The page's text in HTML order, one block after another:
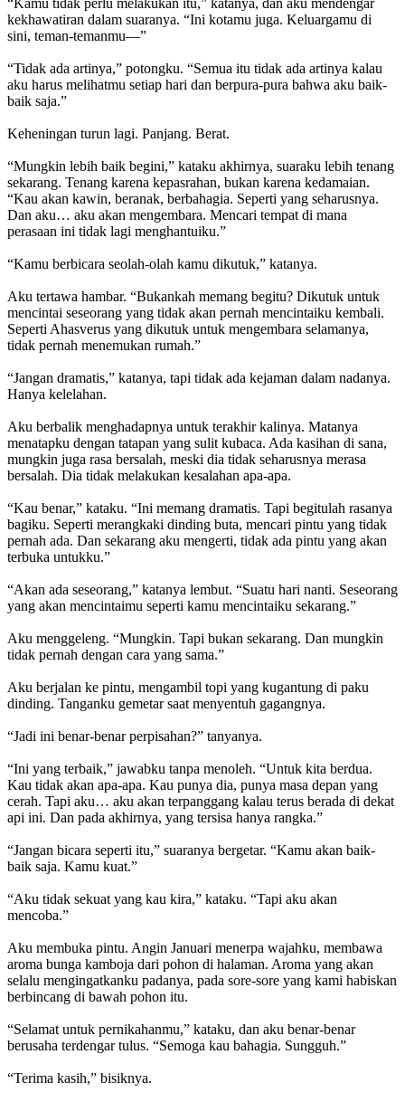
“Kamu tidak perlu melakukan itu,” katanya, dan aku mendengar
kekhawatiran dalam suaranya. “Ini kotamu juga. Keluargamu di
sini, teman-temanmu—”
“Tidak ada artinya,” potongku. “Semua itu tidak ada artinya kalau
aku harus melihatmu setiap hari dan berpura-pura bahwa aku baik-
baik saja.”
Keheningan turun lagi. Panjang. Berat.
“Mungkin lebih baik begini,” kataku akhirnya, suaraku lebih tenang
sekarang. Tenang karena kepasrahan, bukan karena kedamaian.
“Kau akan kawin, beranak, berbahagia. Seperti yang seharusnya.
Dan aku… aku akan mengembara. Mencari tempat di mana
perasaan ini tidak lagi menghantuiku.”
“Kamu berbicara seolah-olah kamu dikutuk,” katanya.
Aku tertawa hambar. “Bukankah memang begitu? Dikutuk untuk
mencintai seseorang yang tidak akan pernah mencintaiku kembali.
Seperti Ahasverus yang dikutuk untuk mengembara selamanya,
tidak pernah menemukan rumah.”
“Jangan dramatis,” katanya, tapi tidak ada kejaman dalam nadanya.
Hanya kelelahan.
Aku berbalik menghadapnya untuk terakhir kalinya. Matanya
menatapku dengan tatapan yang sulit kubaca. Ada kasihan di sana,
mungkin juga rasa bersalah, meski dia tidak seharusnya merasa
bersalah. Dia tidak melakukan kesalahan apa-apa.
“Kau benar,” kataku. “Ini memang dramatis. Tapi begitulah rasanya
bagiku. Seperti merangkaki dinding buta, mencari pintu yang tidak
pernah ada. Dan sekarang aku mengerti, tidak ada pintu yang akan
terbuka untukku.”
“Akan ada seseorang,” katanya lembut. “Suatu hari nanti. Seseorang
yang akan mencintaimu seperti kamu mencintaiku sekarang.”
Aku menggeleng. “Mungkin. Tapi bukan sekarang. Dan mungkin
tidak pernah dengan cara yang sama.”
Aku berjalan ke pintu, mengambil topi yang kugantung di paku
dinding. Tanganku gemetar saat menyentuh gagangnya.
“Jadi ini benar-benar perpisahan?” tanyanya.
“Ini yang terbaik,” jawabku tanpa menoleh. “Untuk kita berdua.
Kau tidak akan apa-apa. Kau punya dia, punya masa depan yang
cerah. Tapi aku… aku akan terpanggang kalau terus berada di dekat
api ini. Dan pada akhirnya, yang tersisa hanya rangka.”
“Jangan bicara seperti itu,” suaranya bergetar. “Kamu akan baik-
baik saja. Kamu kuat.”
“Aku tidak sekuat yang kau kira,” kataku. “Tapi aku akan
mencoba.”
Aku membuka pintu. Angin Januari menerpa wajahku, membawa
aroma bunga kamboja dari pohon di halaman. Aroma yang akan
selalu mengingatkanku padanya, pada sore-sore yang kami habiskan
berbincang di bawah pohon itu.
“Selamat untuk pernikahanmu,” kataku, dan aku benar-benar
berusaha terdengar tulus. “Semoga kau bahagia. Sungguh.”
“Terima kasih,” bisiknya.